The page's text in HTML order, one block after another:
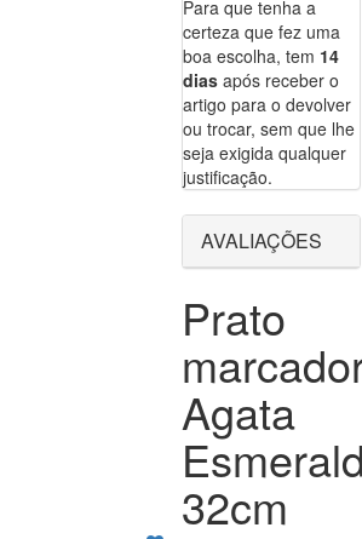
Para que tenha a
certeza que fez uma
boa escolha, tem 14
dias após receber o
artigo para o devolver
ou trocar, sem que lhe
seja exigida qualquer
justificação.
AVALIAÇÕES
Prato
Agata
32cm